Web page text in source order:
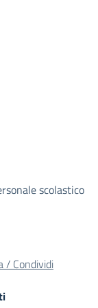
scolastico
/ Condividi